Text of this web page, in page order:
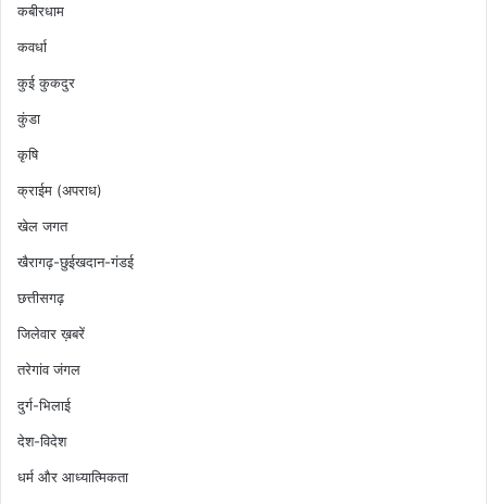
कबीरधाम
कवर्धा
कुई कुकदुर
कुंडा
कृषि
क्राईम (अपराध)
खेल जगत
खैरागढ़-छुईखदान-गंडई
छत्तीसगढ़
जिलेवार ख़बरें
तरेगांव जंगल
दुर्ग-भिलाई
देश-विदेश
धर्म और आध्यात्मिकता